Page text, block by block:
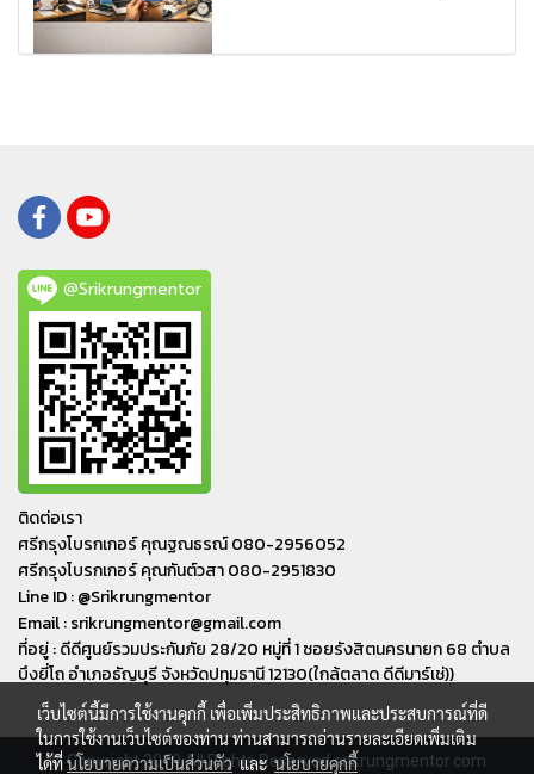
@Srikrungmentor
ติดต่อเรา
ศรีกรุงโบรกเกอร์ คุณฐณธรณ์ 080-2956052
ศรีกรุงโบรกเกอร์ คุณกันต์วสา 080-2951830
Line ID : @Srikrungmentor
Email : srikrungmentor@gmail.com
ที่อยู่ : ดีดีศูนย์รวมประกันภัย 28/20 หมู่ที่ 1 ซอยรังสิตนครนายก 68 ตำบล
บึงยี่โถ อำเภอ​ธัญบุรี​ จังหวัดปทุมธานี​ 12130(ใกล้ตลาด ดีดีมาร์เช่))
© Copyright 2019 All Rights Reserved srikrungmentor.com
เว็บไซต์นี้มีการใช้งานคุกกี้ เพื่อเพิ่มประสิทธิภาพและประสบการณ์ที่ดี
ในการใช้งานเว็บไซต์ของท่าน ท่านสามารถอ่านรายละเอียดเพิ่มเติม
ได้ที่นโยบายความเป็นส่วนตัวและนโยบายคุกกี้